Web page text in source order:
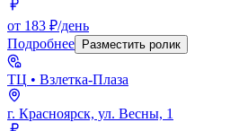
от 183 ₽/день
Подробнее
Разместить ролик
ТЦ • Взлетка-Плаза
г. Красноярск, ул. Весны, 1